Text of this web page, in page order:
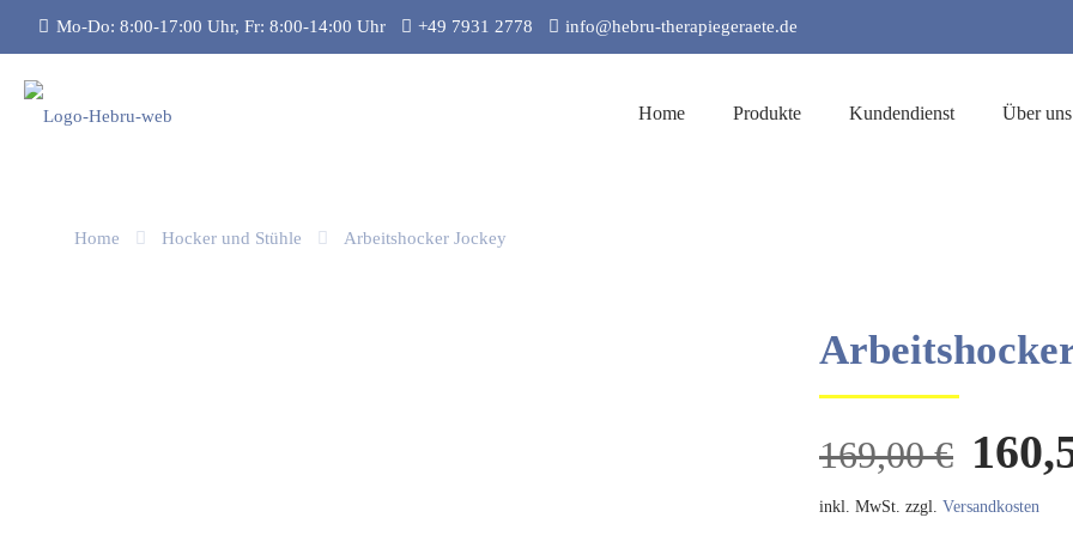
Mo-Do: 8:00-17:00 Uhr, Fr: 8:00-14:00 Uhr +49 7931 2778 info@hebru-therapiegeraete.de
Home Produkte Kundendienst Über uns
Home Hocker und Stühle Arbeitshocker Jockey
169,00€
Preis
war:
inkl. MwSt. zzgl. Versandkosten